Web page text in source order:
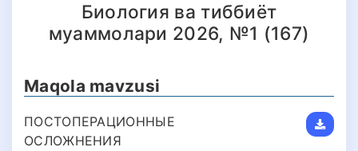
Биология ва тиббиёт
муаммолари 2026, №1 (167)
Maqola mavzusi
ПОСТОПЕРАЦИОННЫЕ
ОСЛОЖНЕНИЯ